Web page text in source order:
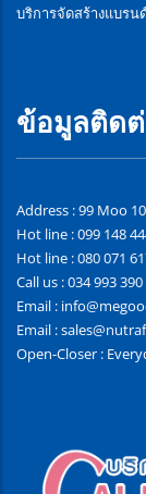
บริการจัดสร้างแบร
ข้อมูลติด
Address : 99 Moo
Hot line : 099 148
Hot line : 080 071
Call us : 034 993 390
Email :
Email :
Open-Closer :